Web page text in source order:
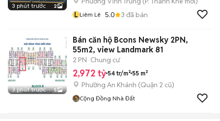
3 phút trước 2
L Liêm Lê 5.0 3 đã bán
3 phút trước 5
Bán căn hộ Bcons Newsky 2PN,
55m2, view Landmark 81
2 PN Chung cư
2,972 tỷ 54 tr/m² 55 m²
Phường An Khánh (Quận 2 cũ)
Cộng Đồng Nhà Đất